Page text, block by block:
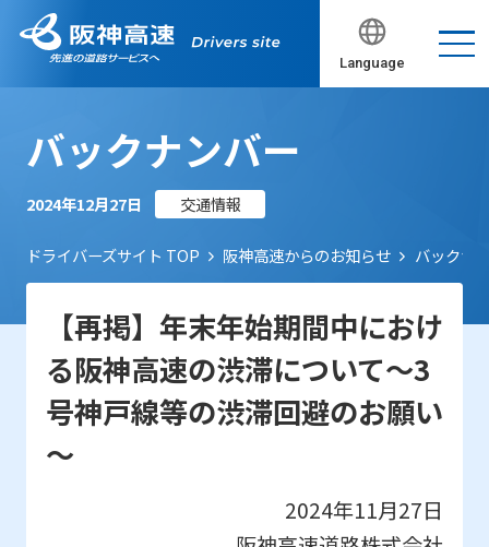
Language
バックナンバー
2024年12月27日 交通情報
ドライバーズサイト TOP 阪神高速からのお知らせ バックナ
【再掲】年末年始期間中におけ
る阪神高速の渋滞について～3
号神戸線等の渋滞回避のお願い
～
2024年11月27日